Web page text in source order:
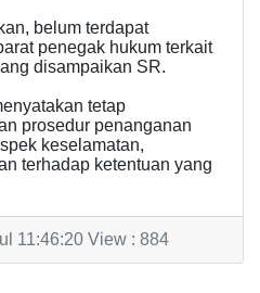
belum terdapat
penegak hukum terkait
disampaikan SR.
tetap
prosedur penanganan
keselamatan,
terhadap ketentuan yang
11:46:20 View : 884